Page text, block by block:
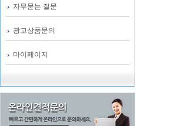
자무묻는 질문
광고상품문의
마이페이지